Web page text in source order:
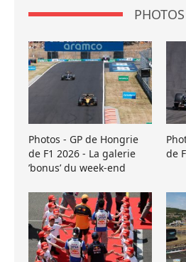
PHOTOS
Photos - GP de Hongrie
de F1 2026 - La galerie
’bonus’ du week-end
de